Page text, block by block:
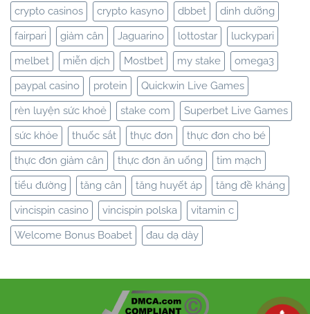
crypto casinos
crypto kasyno dbbet
dinh dưỡng
fairpari
giảm cân Jaguarino lottostar
luckypari
melbet
miễn dịch Mostbet my stake
omega3
paypal casino
protein
Quickwin Live Games
rèn luyện sức khoẻ
stake com
Superbet Live Games
sức khỏe
thuốc sắt thực đơn
thực đơn cho bé
thực đơn giảm cân
thực đơn ăn uống
tim mạch
tiểu đường
tăng cân tăng huyết áp
tăng đề kháng
vincispin casino
vincispin polska
vitamin c
Welcome Bonus Boabet
đau dạ dày